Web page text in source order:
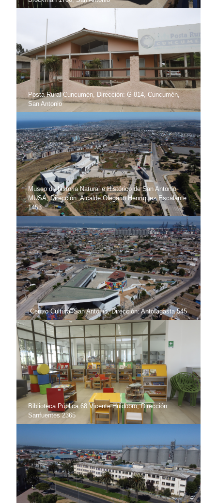
Posta Rural Cuncumén, Dirección: G-814, Cuncumén,
San Antonio
Museo de historia Natural e Histórico de San Antonio
MUSA, Dirección: Alcalde Olegario Henríquez Escalante
1453
Centro Cultural San Antonio, Dirección: Antofagasta 545
Biblioteca Pública 68 Vicente Huidobro, Dirección:
Sanfuentes 2365